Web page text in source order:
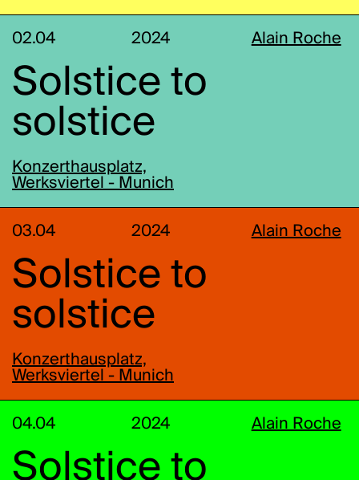
02.04 2024 Alain Roche
Solstice to
solstice
Konzerthausplatz,
Werksviertel - Munich
03.04 2024 Alain Roche
Solstice to
solstice
Konzerthausplatz,
Werksviertel - Munich
04.04 2024 Alain Roche
Solstice to